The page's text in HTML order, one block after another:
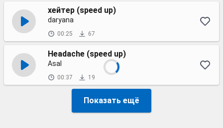
хейтер (speed up)
daryana
00:25 67
Headache (speed up)
Asal
00:37 19
Показать ещё